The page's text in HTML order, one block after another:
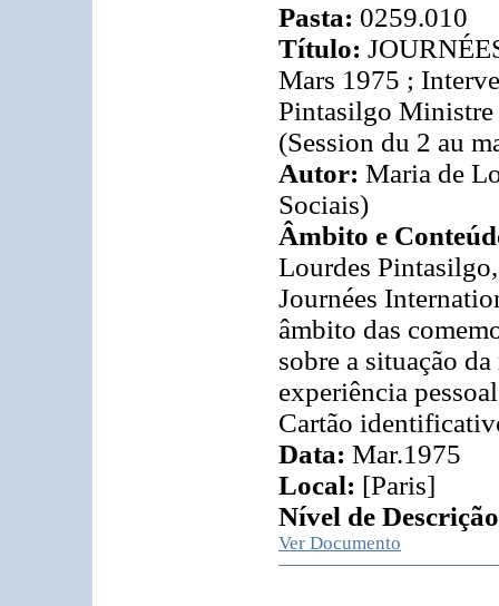
Pasta: 0259.010
Título:
Mars 1975 ;
Pintasilgo Ministre
(Session du 2 au
Autor: Maria de
Sociais)
Âmbito e
Lourdes
Journées
âmbito das
sobre a situação
experiência
Cartão
Data: Mar.1975
Local: [Paris]
Nível de
Ver Documento